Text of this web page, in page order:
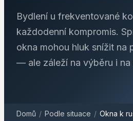
Bydlení u frekventované
každodenní kompromis.
okna mohou hluk snížit na
— ale záleží na výběru i na
Domů / Podle situace / Okna k